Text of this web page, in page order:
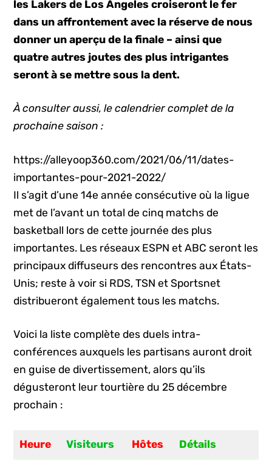
les Lakers de Los Angeles croiseront le fer
dans un affrontement avec la réserve de nous
donner un aperçu de la finale – ainsi que
quatre autres joutes des plus intrigantes
seront à se mettre sous la dent.
À consulter aussi, le calendrier complet de la
prochaine saison :
https://alleyoop360.com/2021/06/11/dates-
importantes-pour-2021-2022/
Il s’agit d’une 14e année consécutive où la ligue
met de l’avant un total de cinq matchs de
basketball lors de cette journée des plus
importantes. Les réseaux ESPN et ABC seront les
principaux diffuseurs des rencontres aux États-
Unis; reste à voir si RDS, TSN et Sportsnet
distribueront également tous les matchs.
Voici la liste complète des duels intra-
conférences auxquels les partisans auront droit
en guise de divertissement, alors qu’ils
dégusteront leur tourtière du 25 décembre
prochain :
Heure Visiteurs Hôtes Détails